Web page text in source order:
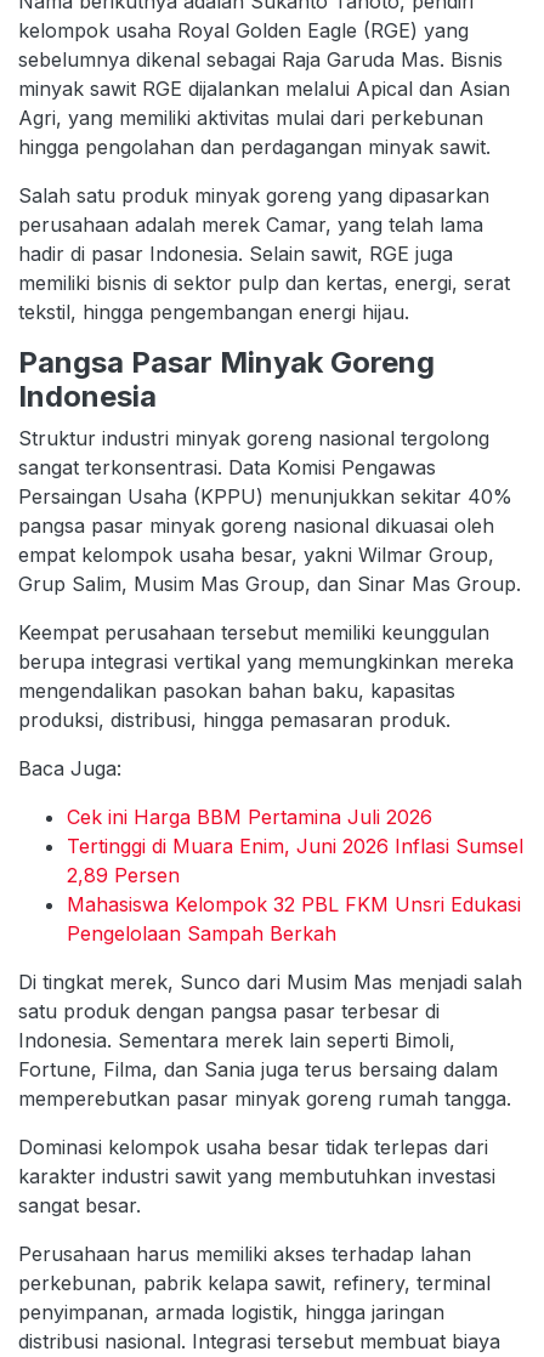
kelompok usaha Royal Golden Eagle (RGE) yang
sebelumnya dikenal sebagai Raja Garuda Mas. Bisnis
minyak sawit RGE dijalankan melalui Apical dan Asian
Agri, yang memiliki aktivitas mulai dari perkebunan
hingga pengolahan dan perdagangan minyak sawit.
Salah satu produk minyak goreng yang dipasarkan
perusahaan adalah merek Camar, yang telah lama
hadir di pasar Indonesia. Selain sawit, RGE juga
memiliki bisnis di sektor pulp dan kertas, energi, serat
tekstil, hingga pengembangan energi hijau.
Pangsa Pasar Minyak Goreng
Indonesia
Struktur industri minyak goreng nasional tergolong
sangat terkonsentrasi. Data Komisi Pengawas
Persaingan Usaha (KPPU) menunjukkan sekitar 40%
pangsa pasar minyak goreng nasional dikuasai oleh
empat kelompok usaha besar, yakni Wilmar Group,
Grup Salim, Musim Mas Group, dan Sinar Mas Group.
Keempat perusahaan tersebut memiliki keunggulan
berupa integrasi vertikal yang memungkinkan mereka
mengendalikan pasokan bahan baku, kapasitas
produksi, distribusi, hingga pemasaran produk.
Baca Juga:
Cek ini Harga BBM Pertamina Juli 2026
Tertinggi di Muara Enim, Juni 2026 Inflasi Sumsel
2,89 Persen
Mahasiswa Kelompok 32 PBL FKM Unsri Edukasi
Pengelolaan Sampah Berkah
Di tingkat merek, Sunco dari Musim Mas menjadi salah
satu produk dengan pangsa pasar terbesar di
Indonesia. Sementara merek lain seperti Bimoli,
Fortune, Filma, dan Sania juga terus bersaing dalam
memperebutkan pasar minyak goreng rumah tangga.
Dominasi kelompok usaha besar tidak terlepas dari
karakter industri sawit yang membutuhkan investasi
sangat besar.
Perusahaan harus memiliki akses terhadap lahan
perkebunan, pabrik kelapa sawit, refinery, terminal
penyimpanan, armada logistik, hingga jaringan
distribusi nasional. Integrasi tersebut membuat biaya